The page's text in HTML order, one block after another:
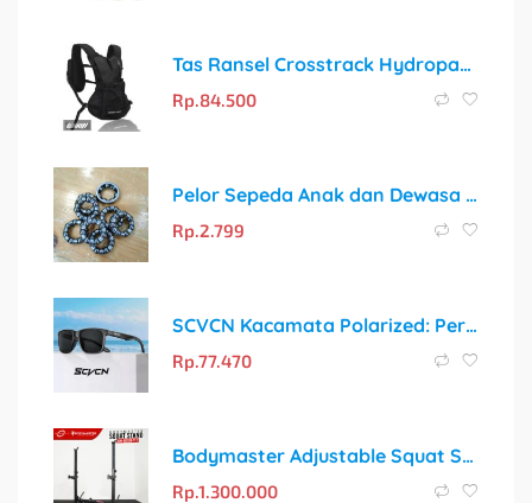
Tas Ransel Crosstrack Hydropack System Multifungsi untuk Aktivitas Outdoor
Rp.84.500
Pelor Sepeda Anak dan Dewasa Sarang Pelor Lahar Sepeda Depan Belakang
Rp.2.799
SCVCN Kacamata Polarized: Perlindungan Optimal untuk Aktivitas Luar Ruangan
Rp.77.470
Bodymaster Adjustable Squat Stand BM-SR106 V2 – Solusi Home Gym yang Andal dan Multifungsi
Rp.1.300.000